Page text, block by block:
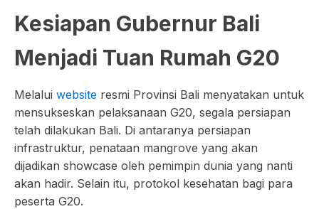
Kesiapan Gubernur Bali
Menjadi Tuan Rumah G20​​
Melalui website resmi Provinsi Bali menyatakan untuk
mensukseskan pelaksanaan G20, segala persiapan
telah dilakukan Bali. Di antaranya persiapan
infrastruktur, penataan mangrove yang akan
dijadikan showcase oleh pemimpin dunia yang nanti
akan hadir. Selain itu, protokol kesehatan bagi para
peserta G20.